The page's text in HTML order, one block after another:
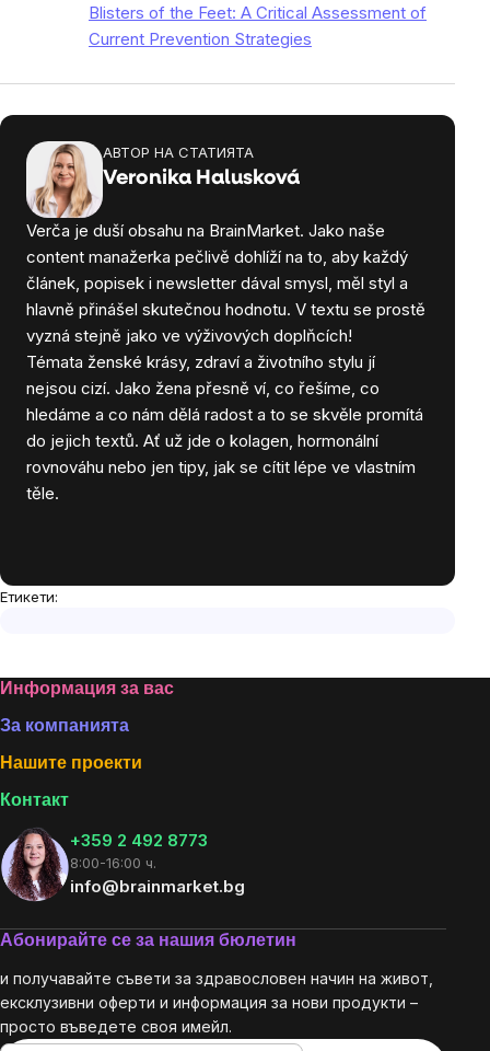
Blisters of the Feet: A Critical Assessment of
Current Prevention Strategies
АВТОР НА СТАТИЯТА
Veronika Halusková
Verča je duší obsahu na BrainMarket. Jako naše
content manažerka pečlivě dohlíží na to, aby každý
článek, popisek i newsletter dával smysl, měl styl a
hlavně přinášel skutečnou hodnotu. V textu se prostě
vyzná stejně jako ve výživových doplňcích!
Témata ženské krásy, zdraví a životního stylu jí
nejsou cizí. Jako žena přesně ví, co řešíme, co
hledáme a co nám dělá radost a to se skvěle promítá
do jejich textů. Ať už jde o kolagen, hormonální
rovnováhu nebo jen tipy, jak se cítit lépe ve vlastním
těle.
Етикети:
Footer
Информация за вас
За компанията
Нашите проекти
Контакт
+359 2 492 8773
8:00-16:00 ч.
info@brainmarket.bg
Абонирайте се за нашия бюлетин
и получавайте съвети за здравословен начин на живот,
ексклузивни оферти и информация за нови продукти –
просто въведете своя имейл.